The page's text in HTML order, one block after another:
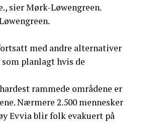
sier Mørk-Løwengreen.
med andre alternativer
planlagt hvis de
rammede områdene er
Nærmere 2.500 mennesker
Evvia blir folk evakuert på